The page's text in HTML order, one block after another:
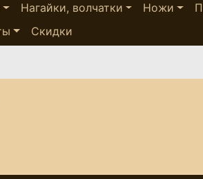
Нагайки, волчатки Ножи
Скидки